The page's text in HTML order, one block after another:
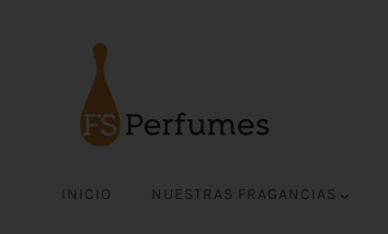
INICIO NUESTRAS FRAGANCIAS